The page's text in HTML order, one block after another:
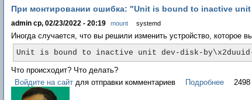
При монтировании ошибка: "Unit is bound to inactive
admin ср, 02/23/2022 - 20:19 mount systemd
Иногда случается, что вы решили изменить устройство, которое
Unit is bound to inactive unit dev-disk-
Что происходит? Что делать?
Войдите на сайт для отправки комментариев Подробнее